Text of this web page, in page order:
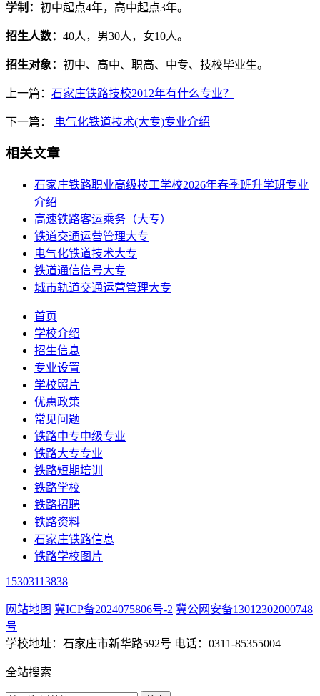
学制： 初中起点4年，高中起点3年。
招生人数： 40人，男30人，女10人。
招生对象： 初中、高中、职高、中专、技校毕业生。
上一篇： 石家庄铁路技校2012年有什么专业？
下一篇： 电气化铁道技术(大专)专业介绍
相关文章
石家庄铁路职业高级技工学校2026年春季班升学班专业
介绍
高速铁路客运乘务（大专）
铁道交通运营管理大专
电气化铁道技术大专
铁道通信信号大专
城市轨道交通运营管理大专
首页
学校介绍
招生信息
专业设置
学校照片
优惠政策
常见问题
铁路中专中级专业
铁路大专专业
铁路短期培训
铁路学校
铁路招聘
铁路资料
石家庄铁路信息
铁路学校图片
15303113838
网站地图 冀ICP备2024075806号-2 冀公网安备13012302000748
号
学校地址：石家庄市新华路592号 电话：0311-85355004
全站搜索